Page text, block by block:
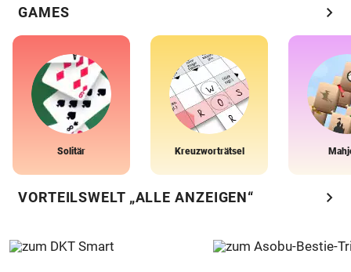
GAMES chevron_right
Solitär Kreuzworträtsel
VORTEILSWELT „ALLE ANZEIGEN“ chevron_right